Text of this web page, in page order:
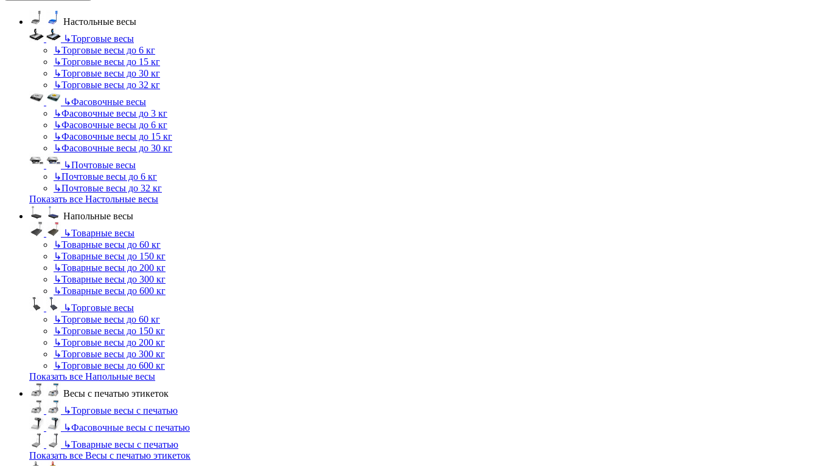
Настольные весы
↳Торговые весы
↳Торговые весы до 6 кг
↳Торговые весы до 15 кг
↳Торговые весы до 30 кг
↳Торговые весы до 32 кг
↳Фасовочные весы
↳Фасовочные весы до 3 кг
↳Фасовочные весы до 6 кг
↳Фасовочные весы до 15 кг
↳Фасовочные весы до 30 кг
↳Почтовые весы
↳Почтовые весы до 6 кг
↳Почтовые весы до 32 кг
Показать все Настольные весы
Напольные весы
↳Товарные весы
↳Товарные весы до 60 кг
↳Товарные весы до 150 кг
↳Товарные весы до 200 кг
↳Товарные весы до 300 кг
↳Товарные весы до 600 кг
↳Торговые весы
↳Торговые весы до 60 кг
↳Торговые весы до 150 кг
↳Торговые весы до 200 кг
↳Торговые весы до 300 кг
↳Торговые весы до 600 кг
Показать все Напольные весы
Весы с печатью этикеток
↳Торговые весы с печатью
↳Фасовочные весы с печатью
↳Товарные весы с печатью
Показать все Весы с печатью этикеток